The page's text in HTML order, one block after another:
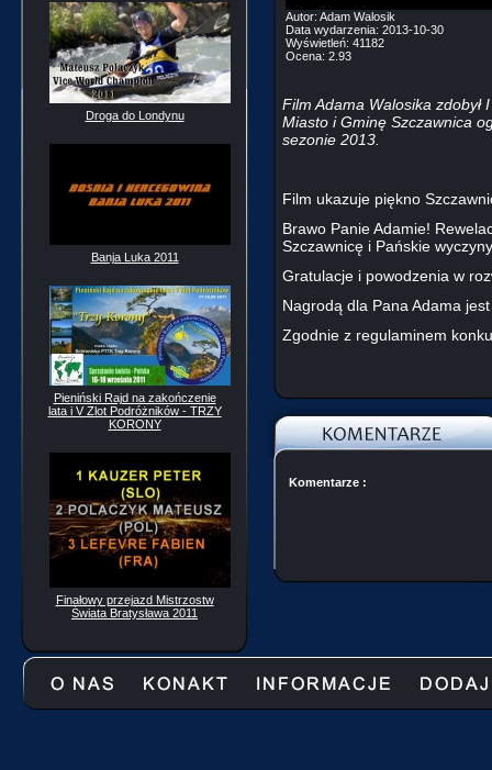
Droga do Londynu
Banja Luka 2011
Pieniński Rajd na zakończenie
lata i V Zlot Podróżników - TRZY
KORONY
Finałowy przejazd Mistrzostw
Świata Bratysława 2011
Autor: Adam Walosik
Data wydarzenia: 2013-10-30
Wyświetleń: 41182
Ocena: 2.93
Film Adama Walosika
Miasto i Gminę Szczawnica
sezonie 2013.
Film ukazuje piękno
Brawo Panie Adamie!
Szczawnicę i Pańskie
Gratulacje i powodzenia w
Nagrodą dla Pana Adama
Zgodnie z regulaminem
Komentarze :